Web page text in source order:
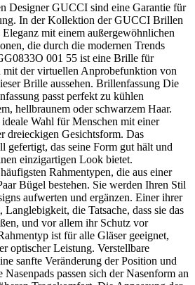
Designer GUCCI sind eine Garantie für
In der Kollektion der GUCCI Brillen
mit einem außergewöhnlichen
die durch die modernen Trends
001 55 ist eine Brille für
mit der virtuellen Anprobefunktion von
Brille aussehen. Brillenfassung Die
passt perfekt zu kühlen
hellbraunem oder schwarzem Haar.
Wahl für Menschen mit einer
dreieckigen Gesichtsform. Das
gefertigt, das seine Form gut hält und
einzigartigen Look bietet.
Rahmentypen, die aus einer
Bügel bestehen. Sie werden Ihren Stil
aufwerten und ergänzen. Einer ihrer
die Tatsache, dass sie das
und vor allem ihr Schutz vor
ist für alle Gläser geeignet,
optischer Leistung. Verstellbare
sanfte Veränderung der Position und
passen sich der Nasenform an